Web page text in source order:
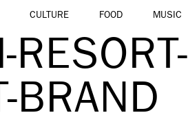
CULTURE FOOD MUSIC
BRAND